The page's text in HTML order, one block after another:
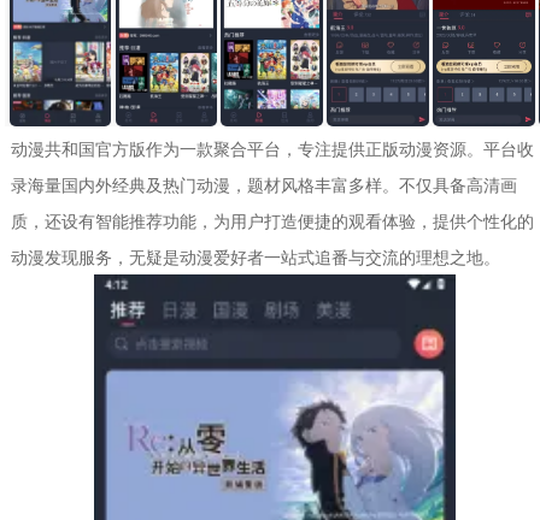
动漫共和国官方版作为一款聚合平台，专注提供正版动漫资源。平台收
录海量国内外经典及热门动漫，题材风格丰富多样。不仅具备高清画
质，还设有智能推荐功能，为用户打造便捷的观看体验，提供个性化的
动漫发现服务，无疑是动漫爱好者一站式追番与交流的理想之地。